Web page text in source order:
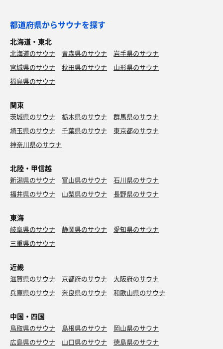
都道府県からサウナを探す
北海道・東北
北海道のサウナ 青森県のサウナ
岩手県のサウナ
宮城県のサウナ
秋田県のサウナ
山形県のサウナ
福島県のサウナ
関東
茨城県のサウナ 栃木県のサウナ
群馬県のサウナ
埼玉県のサウナ
千葉県のサウナ
東京都のサウナ
神奈川県のサウナ
北陸・甲信越
新潟県のサウナ 富山県のサウナ
石川県のサウナ
福井県のサウナ
山梨県のサウナ 長野県のサウナ
東海
岐阜県のサウナ 静岡県のサウナ
愛知県のサウナ
三重県のサウナ
近畿
滋賀県のサウナ 京都府のサウナ
大阪府のサウナ
兵庫県のサウナ
奈良県のサウナ 和歌山県のサウナ
中国・四国
鳥取県のサウナ 島根県のサウナ
岡山県のサウナ
広島県のサウナ
山口県のサウナ
徳島県のサウナ